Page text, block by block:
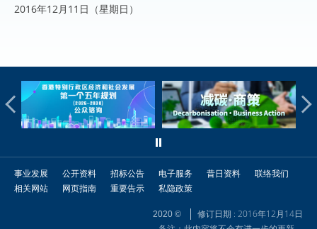
2016年12月11日（星期日）
事业发展 公开资料 招标公告 电子服务 昔日资料
联络我们
相关网站
网页指南 重要告示 私隐政策
2020 ©
修订日期 : 2016年12月14日